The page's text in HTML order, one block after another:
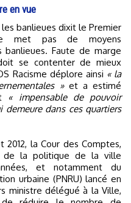
en vue
met pas de moyens
Faute de marge
se contenter de mieux
Racisme déplore ainsi « la
»et a estimé
« impensable de pouvoir
dans ces quartiers
la Cour des Comptes,
de la politique de la ville
et notamment du
urbaine (PNRU) lancé en
ministre délégué à la Ville,